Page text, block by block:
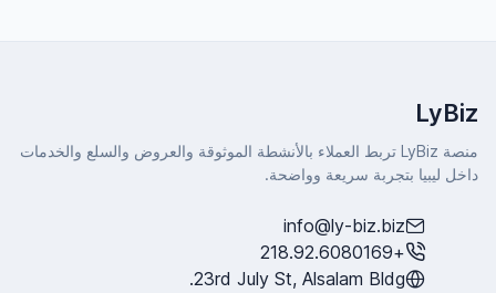
LyBiz
منصة LyBiz تربط العملاء بالأنشطة الموثوقة والعروض والسلع والخدمات
داخل ليبيا بتجربة سريعة وواضحة.
info@ly-biz.biz
+218.92.6080169
23rd July St, Alsalam Bldg.